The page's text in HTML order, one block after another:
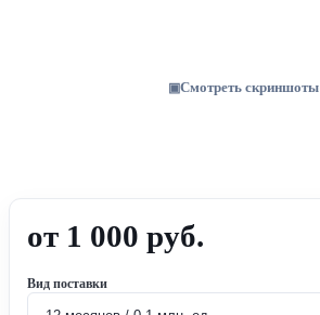
Смотреть скриншоты
от 1 000 руб.
Вид поставки